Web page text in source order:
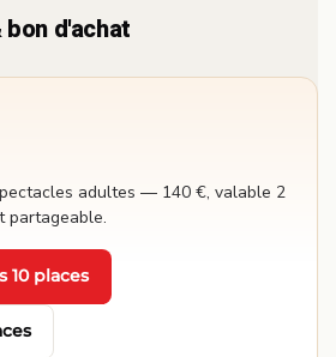
d'achat
adultes — 140 €, valable 2
partageable.
10 places